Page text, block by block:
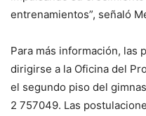
entrenamientos”, señaló
Para más información, las
dirigirse a la Oficina del
el segundo piso del
2 757049. Las